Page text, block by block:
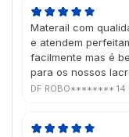
Materail com
e atendem
facilmente mas é
para os nossos
DF ROBO******** 14